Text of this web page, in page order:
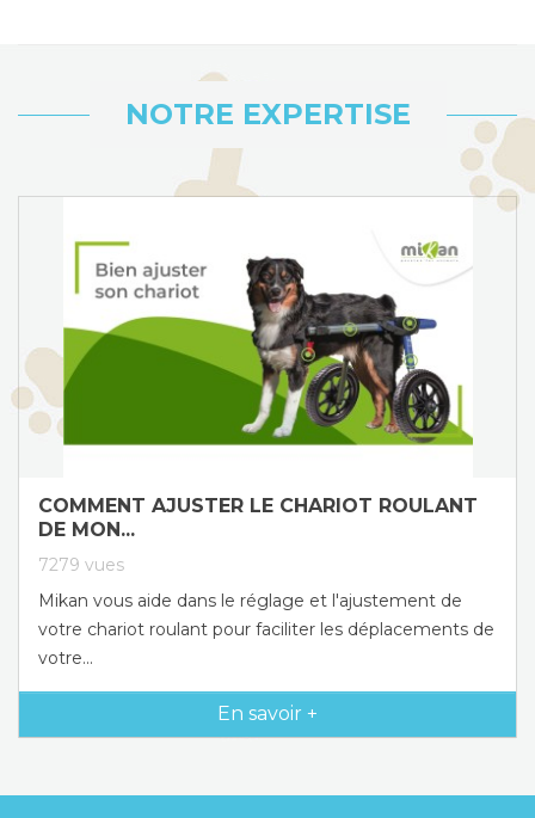
NOTRE EXPERTISE
COMMENT AJUSTER LE CHARIOT ROULANT
DE MON...
7279 vues
Mikan vous aide dans le réglage et l'ajustement de
votre chariot roulant pour faciliter les déplacements de
votre...
En savoir +